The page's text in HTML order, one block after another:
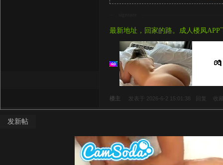
最新地址，回家的路。成人楼凤APP
楼主 发表于 2026-6-2 15:01:38 回复 收
发新帖